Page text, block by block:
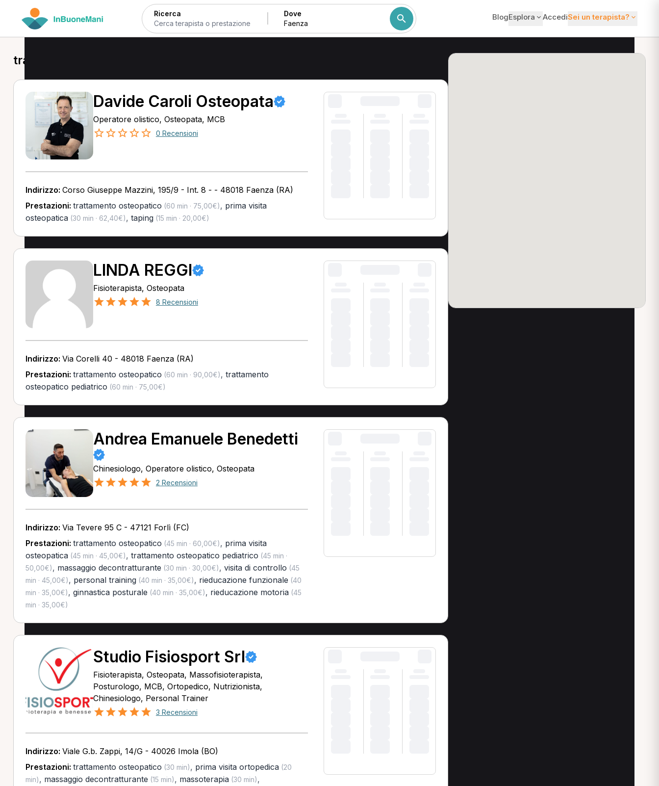
Ricerca Dove BlogEsplora AccediSei un terapista?
trattamento osteopatico a Faenza
Davide Caroli Osteopata
Operatore olistico, Osteopata, MCB
0 Recensioni
Indirizzo: Corso Giuseppe Mazzini, 195/9 - Int. 8 - - 48018 Faenza (RA)
Prestazioni: trattamento osteopatico (60 min · 75,00€), prima visita
osteopatica(30 min · 62,40€), taping(15 min · 20,00€)
LINDA REGGI
Fisioterapista, Osteopata
8 Recensioni
Indirizzo: Via Corelli 40 - 48018 Faenza (RA)
Prestazioni: trattamento osteopatico (60 min · 90,00€), trattamento
osteopatico pediatrico (60 min · 75,00€)
Andrea Emanuele Benedetti
Chinesiologo, Operatore olistico, Osteopata
2 Recensioni
Indirizzo: Via Tevere 95 C - 47121 Forlì (FC)
Prestazioni: trattamento osteopatico (45 min · 60,00€), prima visita
osteopatica(45 min · 45,00€), trattamento osteopatico pediatrico (45 min ·
50,00€), massaggio decontratturante (30 min · 30,00€), visita di controllo (45
min · 45,00€), personal training(40 min · 35,00€), rieducazione funzionale (40
min · 35,00€), ginnastica posturale (40 min · 35,00€), rieducazione motoria(45
min · 35,00€)
Studio Fisiosport Srl
Fisioterapista, Osteopata, Massofisioterapista,
Posturologo, MCB, Ortopedico, Nutrizionista,
Chinesiologo, Personal Trainer
3 Recensioni
Indirizzo: Viale G.b. Zappi, 14/G - 40026 Imola (BO)
Prestazioni: trattamento osteopatico (30 min), prima visita ortopedica(20
min), massaggio decontratturante (15 min), massoterapia(30 min),